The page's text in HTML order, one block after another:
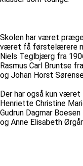
Skolen har været
været få førstelærere
Niels Teglbjærg fra
Rasmus Carl Bruntse
og Johan Horst
Der har også kun
Henriette Christine
Gudrun Dagmar
og Anne Elisabeth